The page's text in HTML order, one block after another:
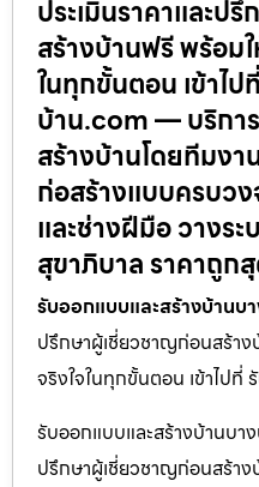
ประเมินราคาและป
สร้างบ้านฟรี พร้อม
ในทุกขั้นตอน เข้าไป
บ้าน.com — บริกา
สร้างบ้านโดยทีมงา
ก่อสร้างแบบครบว
และช่างฝีมือ วางระ
สุขาภิบาล ราคาถูก
รับออกแบบและสร้างบ้านบ
ปรึกษาผู้เชี่ยวชาญก่อนสร้าง
จริงใจในทุกขั้นตอน เข้าไปที่
รับออกแบบและสร้างบ้านบา
ปรึกษาผู้เชี่ยวชาญก่อนสร้าง